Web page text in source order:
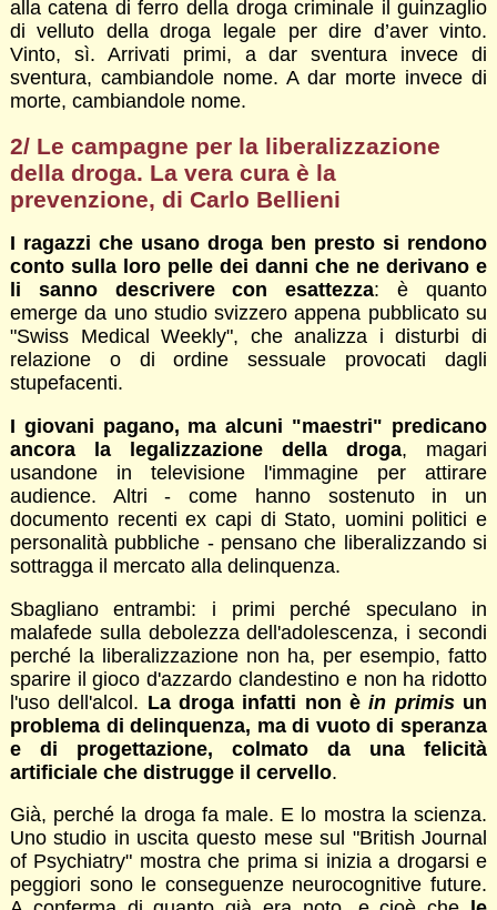
alla catena di ferro della droga criminale il guinzaglio
di velluto della droga legale per dire d’aver vinto.
Vinto, sì. Arrivati primi, a dar sventura invece di
sventura, cambiandole nome. A dar morte invece di
morte, cambiandole nome.
2/ Le campagne per la liberalizzazione
della droga. La vera cura è la
prevenzione, di Carlo Bellieni
I ragazzi che usano droga ben presto si rendono
conto sulla loro pelle dei danni che ne derivano e
li sanno descrivere con esattezza: è quanto
emerge da uno studio svizzero appena pubblicato su
"Swiss Medical Weekly", che analizza i disturbi di
relazione o di ordine sessuale provocati dagli
stupefacenti.
I giovani pagano, ma alcuni "maestri" predicano
ancora la legalizzazione della droga, magari
usandone in televisione l'immagine per attirare
audience. Altri - come hanno sostenuto in un
documento recenti ex capi di Stato, uomini politici e
personalità pubbliche - pensano che liberalizzando si
sottragga il mercato alla delinquenza.
Sbagliano entrambi: i primi perché speculano in
malafede sulla debolezza dell'adolescenza, i secondi
perché la liberalizzazione non ha, per esempio, fatto
sparire il gioco d'azzardo clandestino e non ha ridotto
l'uso dell'alcol. La droga infatti non èin primisun
problema di delinquenza, ma di vuoto di speranza
e di progettazione, colmato da una felicità
artificiale che distrugge il cervello.
Già, perché la droga fa male. E lo mostra la scienza.
Uno studio in uscita questo mese sul "British Journal
of Psychiatry" mostra che prima si inizia a drogarsi e
peggiori sono le conseguenze neurocognitive future.